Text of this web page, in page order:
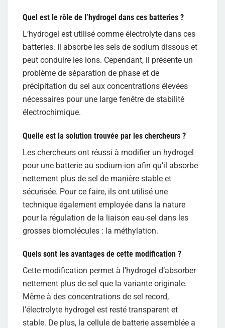
Quel est le rôle de l’hydrogel dans ces batteries ?
L’hydrogel est utilisé comme électrolyte dans ces
batteries. Il absorbe les sels de sodium dissous et
peut conduire les ions. Cependant, il présente un
problème de séparation de phase et de
précipitation du sel aux concentrations élevées
nécessaires pour une large fenêtre de stabilité
électrochimique.
Quelle est la solution trouvée par les chercheurs ?
Les chercheurs ont réussi à modifier un hydrogel
pour une batterie au sodium-ion afin qu’il absorbe
nettement plus de sel de manière stable et
sécurisée. Pour ce faire, ils ont utilisé une
technique également employée dans la nature
pour la régulation de la liaison eau-sel dans les
grosses biomolécules : la méthylation.
Quels sont les avantages de cette modification ?
Cette modification permet à l’hydrogel d’absorber
nettement plus de sel que la variante originale.
Même à des concentrations de sel record,
l’électrolyte hydrogel est resté transparent et
stable. De plus, la cellule de batterie assemblée a